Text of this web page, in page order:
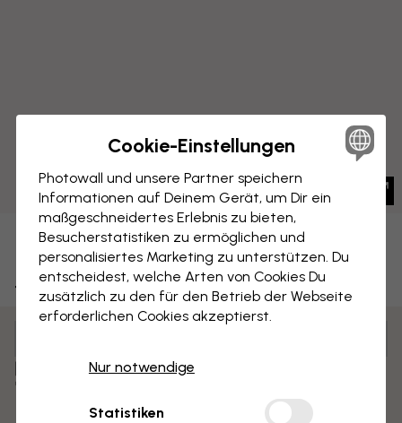
Trompete
LEINWANDBILD Speichern
Vormontiert und bereit zum Aufhängen
Farben mit hoher Lichtbeständigkeit
Cookie-Einstellungen
Photowall und unsere Partner speichern
Informationen auf Deinem Gerät, um Dir ein
maßgeschneidertes Erlebnis zu bieten,
Besucherstatistiken zu ermöglichen und
personalisiertes Marketing zu unterstützen. Du
entscheidest, welche Arten von Cookies Du
zusätzlich zu den für den Betrieb der Webseite
erforderlichen Cookies akzeptierst.
Nur notwendige
Statistiken